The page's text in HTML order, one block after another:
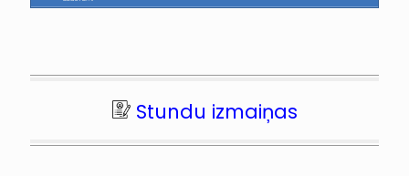
Stundu izmaiņas